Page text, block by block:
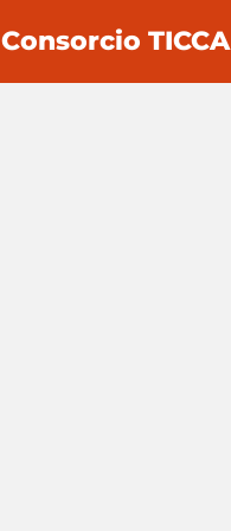
Consorcio TICCA